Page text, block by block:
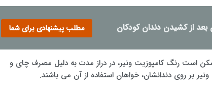
بعد از کشیدن دندان کودکان مطلب پیشنهادی برای شما
است رنگ کامپوزیت ونیر، در دراز مدت به دلیل مصرف چای و
بر روی دندانشان، خواهان استفاده از آن می باشند.